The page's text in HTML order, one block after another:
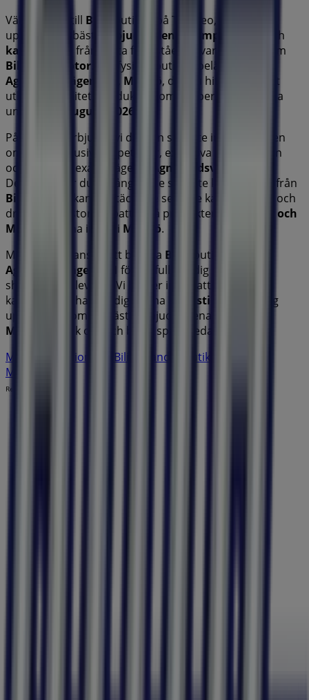
Välkommen till Bilia
-butiken på Tiendeo, där du kan
upptäcka de bästa
erbjudandena kampanjerna
och
katalogerna
från detta framstående varumärke inom
Bilar och Motor . Vår fysiska butik är belägen på
Agnesfridsvägen 121
Malmö, där du hittar ett brett
utbud av kvalitetsprodukter som hjälper dig att spara
under hela
augusti 2026
På Tiendeo erbjuder vi dig den senaste informationen
om
, inklusive öppettider, exklusiva erbjudanden
och butikens exakta läge på
Agnesfridsvägen 121
Dessutom får du tillgång till de senaste katalogerna från
Bilia
, där du kan upptäcka de senaste kampanjerna och
dra nytta av stora rabatter på produkter inom
Bilar och
Motor
för dina inköp i Malmö.
Missa inte chansen att besöka Bilia
-butiken på
Agnesfridsvägen 121
för en fullständig
shoppingupplevelse. Vi bjuder in dig att utforska de
kampanjer vi har för dig denna
augusti och hålla dig
uppdaterad om de bästa erbjudandena från
Malmö
. Besök oss och börja spara redan idag!
Mer information om Bilia
Se andra butiker av Bilia i
Malmö
Reklam